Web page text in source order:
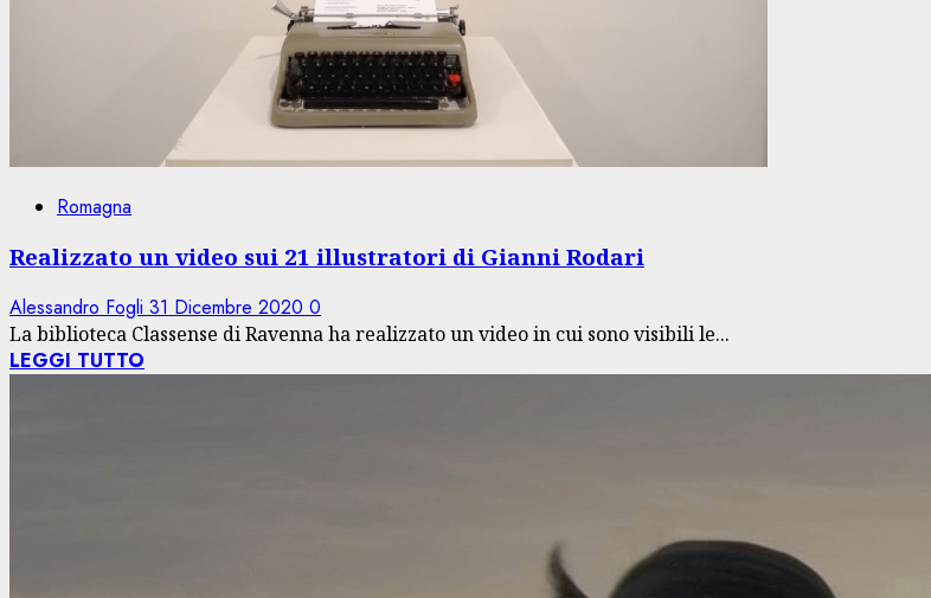
Romagna
Realizzato un video sui 21 illustratori di Gianni Rodari
Alessandro Fogli 31 Dicembre 2020 0
La biblioteca Classense di Ravenna ha realizzato un video in cui sono visibili le...
LEGGI TUTTO